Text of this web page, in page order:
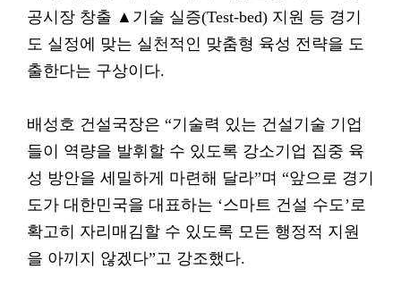
공시장 창출 ▲기술 실증(Test-bed) 지원 등 경기
도 실정에 맞는 실천적인 맞춤형 육성 전략을 도
출한다는 구상이다.
배성호 건설국장은 “기술력 있는 건설기술 기업
들이 역량을 발휘할 수 있도록 강소기업 집중 육
성 방안을 세밀하게 마련해 달라”며 “앞으로 경기
도가 대한민국을 대표하는 ‘스마트 건설 수도’로
확고히 자리매김할 수 있도록 모든 행정적 지원
을 아끼지 않겠다”고 강조했다.